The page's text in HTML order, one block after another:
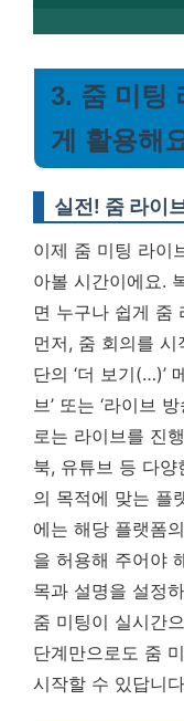
3. 줌 미팅
게 활용해
실전! 줌 라이
이제 줌 미팅 라이
아볼 시간이에요.
면 누구나 쉽게 줌
먼저, 줌 회의를
단의 ‘더 보기(…)’
브’ 또는 ‘라이브
로는 라이브를 진
북, 유튜브 등 다
의 목적에 맞는 플
에는 해당 플랫폼
을 허용해 주어야
목과 설명을 설정
줌 미팅이 실시간
단계만으로도 줌
시작할 수 있답니